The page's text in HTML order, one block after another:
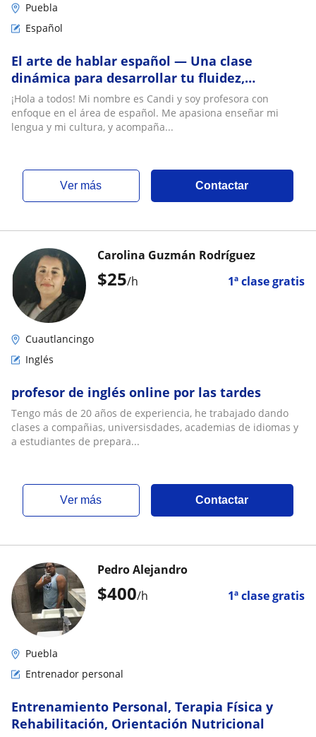
Puebla
Español
El arte de hablar español — Una clase
dinámica para desarrollar tu fluidez,
confianza y expresión natural en uno de los
idiomas má
¡Hola a todos! Mi nombre es Candi y soy profesora con
enfoque en el área de español. Me apasiona enseñar mi
lengua y mi cultura, y acompaña...
ver más Contactar
$25/h 1ª clase gratis
Carolina Guzmán Rodríguez
Cuautlancingo
Inglés
profesor de inglés online por las tardes
Tengo más de 20 años de experiencia, he trabajado dando
clases a compañias, universisdades, academias de idiomas y
a estudiantes de prepara...
ver más Contactar
$400/h 1ª clase gratis
Pedro Alejandro
Puebla
Entrenador personal
Entrenamiento Personal, Terapia Física y
Rehabilitación, Orientación Nutricional